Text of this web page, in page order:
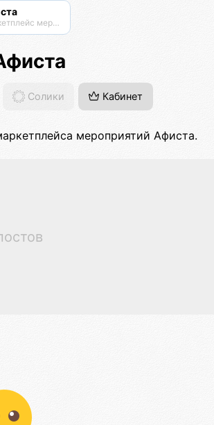
Маркетплейс мероприятий
Солики Кабинет
мероприятий Афиста.